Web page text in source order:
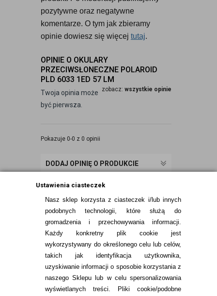
Ustawienia ciasteczek
Nasz sklep korzysta z ciasteczek i/lub innych
podobnych technologii, które służą do
gromadzenia i przechowywania informacji.
Każdy konkretny plik cookie jest
wykorzystywany do określonego celu lub celów,
takich jak identyfikacja użytkownika,
uzyskiwanie informacji o sposobie korzystania z
naszego Sklepu lub w celu spersonalizowania
wyświetlanych treści.
Pliki cookie/podobne
pozytywne oraz negatywne
komentarze. O tym jak zbieramy
opinie dowiesz się więcej tutaj.
OPINIE O OKULARY
PRZECIWSŁONECZNE POLAROID
PLD 6033 1ED 57 LM
zobacz: wszystkie opinie
Twoja opinia może
być pierwsza.
Pokazuje 0-0 z 0 opinii
DODAJ OPINIĘ O PRODUKCIE
INFORMACJE KONTAKTOWE